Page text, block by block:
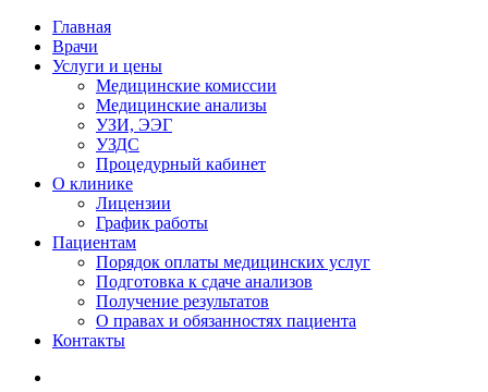
Главная
Врачи
Услуги и цены
Медицинские комиссии
Медицинские анализы
УЗИ, ЭЭГ
УЗДС
Процедурный кабинет
О клинике
Лицензии
График работы
Пациентам
Порядок оплаты медицинских услуг
Подготовка к сдаче анализов
Получение результатов
О правах и обязанностях пациента
Контакты